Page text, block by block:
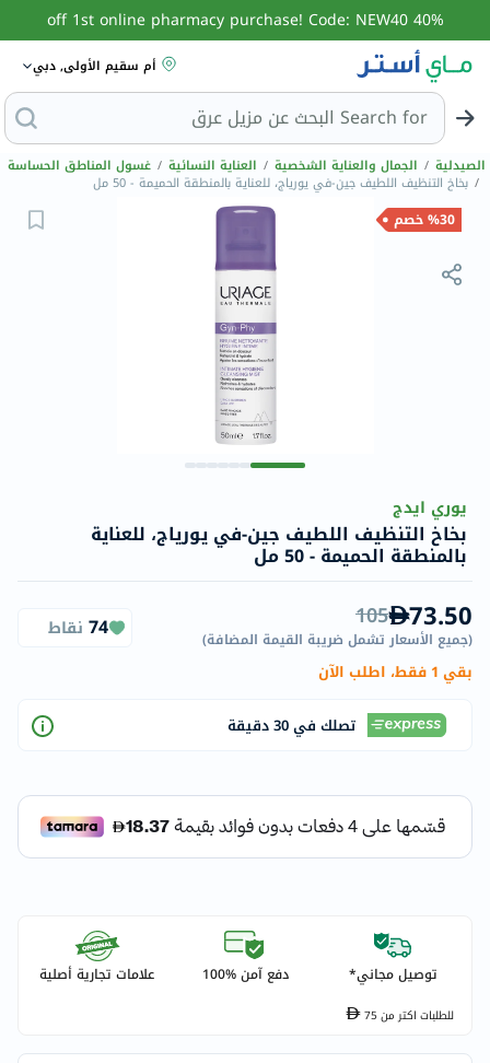
40% off 1st online pharmacy purchase! Code: NEW40
أم سقيم الأولى, دبي
Search for ا
الصيدلية / الجمال والعناية الشخصية / العناية النسائية / غسول المناطق الحساسة
/ بخاخ التنظيف اللطيف جين-في يورياج، للعناية بالمنطقة الحميمة - 50 مل
%30 خصم
يوري ايدج
بخاخ التنظيف اللطيف جين-في يورياج، للعناية
بالمنطقة الحميمة - 50 مل
73.50
105
(جميع الأسعار تشمل ضريبة القيمة المضافة)
74 نقاط
بقي 1 فقط، اطلب الآن
تصلك في 30 دقيقة
توصيل مجاني* دفع آمن %100 علامات تجارية أصلية
للطلبات اكتر من75